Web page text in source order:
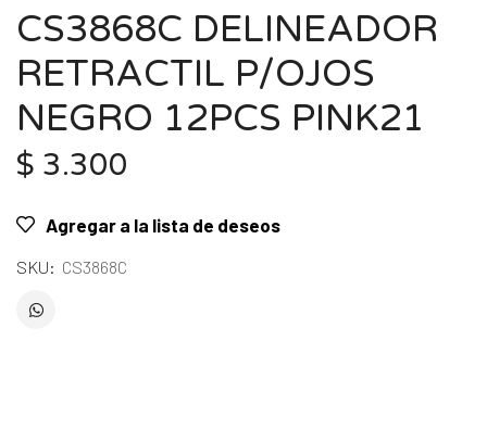
CS3868C DELINEADOR
RETRACTIL P/OJOS
NEGRO 12PCS PINK21
$ 3.300
Agregar a la lista de deseos
SKU: CS3868C